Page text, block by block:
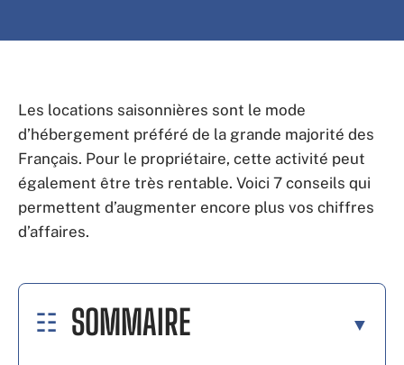
Les locations saisonnières sont le mode
d’hébergement préféré de la grande majorité des
Français. Pour le propriétaire, cette activité peut
également être très rentable. Voici 7 conseils qui
permettent d’augmenter encore plus vos chiffres
d’affaires.
SOMMAIRE